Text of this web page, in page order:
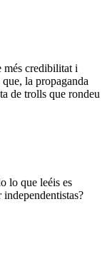
més credibilitat i
la propaganda
de trolls que rondeu
lo que leéis es